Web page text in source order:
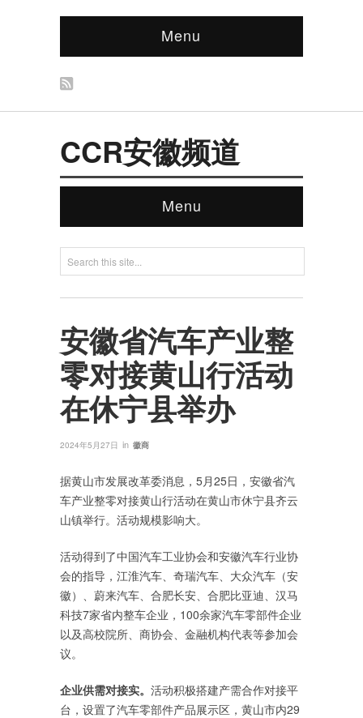
Menu
CCR安徽频道
Menu
安徽省汽车产业整
零对接黄山行活动
在休宁县举办
2024年5月27日 in 徽商
据黄山市发展改革委消息，5月25日，安徽省汽
车产业整零对接黄山行活动在黄山市休宁县齐云
山镇举行。活动规模影响大。
活动得到了中国汽车工业协会和安徽汽车行业协
会的指导，江淮汽车、奇瑞汽车、大众汽车（安
徽）、蔚来汽车、合肥长安、合肥比亚迪、汉马
科技7家省内整车企业，100余家汽车零部件企业
以及高校院所、商协会、金融机构代表等参加会
议。
企业供需对接实。 活动积极搭建产需合作对接平
台，设置了汽车零部件产品展示区，黄山市内29